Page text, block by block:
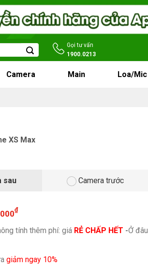
Gọi tư vấn
1900.0213
Camera Main Loa/Mic
XS Max
sau Camera trước
₫
tính thêm phí: giá RẺ CHẤP HẾT -Ở đâu
giảm ngay 10%